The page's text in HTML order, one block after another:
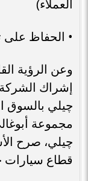
العملاء)
• الحفاظ على
وعن الرؤية
إشراك الشركة
چيلي بالسوق
مجموعة
چيلي، صرح
قطاع سيارات